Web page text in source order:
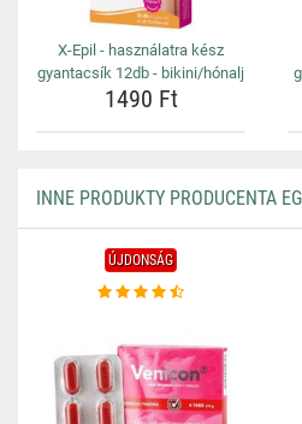
X-Epil - használatra kész
gyantacsík 12db - bikini/hónalj
1490 Ft
INNE PRODUKTY PRODUCENTA
ÚJDONSÁG